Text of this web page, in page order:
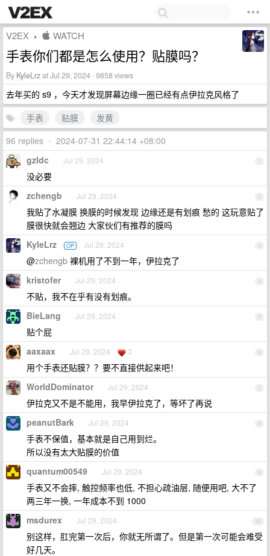
V2EX ›  WATCH
手表你们都是怎么使用？贴膜吗？
By KyleLrzat Jul 29, 2024 · 9858 views
去年买的 s9 ，今天才发现屏幕边缘一圈已经有点伊拉克风格了
手表
贴膜
发黄
96 replies • 2024-07-31 22:44:14 +08:00
1
gzldc Jul 29, 2024
没必要
2
zchengb Jul 29, 2024
我贴了水凝膜 换膜的时候发现 边缘还是有划痕 愁的 这玩意贴了
膜很快就会翘边 大家伙们有推荐的膜吗
3
KyleLrz OP Jul 29, 2024
@zchengb 裸机用了不到一年，伊拉克了
4
kristofer Jul 29, 2024
不贴，我不在乎有没有划痕。
5
BieLang Jul 29, 2024
贴个屁
6
aaxaax Jul 29, 2024 3
用个手表还贴膜？？要不直接供起来吧！
7
WorldDominator Jul 29, 2024
伊拉克又不是不能用，我早伊拉克了，等坏了再说
8
peanutBark Jul 29, 2024
手表不保值，基本就是自己用到烂。
所以没有太大贴膜的价值
9
quantum00549 Jul 29, 2024
手表又不会摔, 触控频率也低, 不担心疏油层, 随便用吧, 大不了
两三年一换, 一年成本不到 1000
10
msdurex Jul 29, 2024
别这样，肛完第一次后，你就无所谓了。但是第一次可能会难受
好几天。